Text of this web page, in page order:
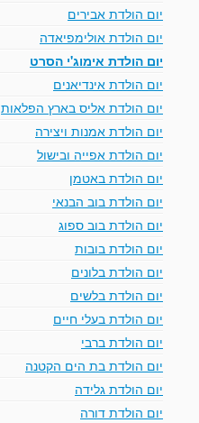
יום הולדת אבירים
יום הולדת אולימפיאדה
יום הולדת אימוג'י הסרט
יום הולדת אינדיאנים
יום הולדת אליס בארץ הפלאות
יום הולדת אמנות ויצירה
יום הולדת אפייה ובישול
יום הולדת באטמן
יום הולדת בוב הבנאי
יום הולדת בוב ספוג
יום הולדת בובות
יום הולדת בלונים
יום הולדת בלשים
יום הולדת בעלי חיים
יום הולדת ברבי
יום הולדת בת הים הקטנה
יום הולדת גלידה
יום הולדת דורה